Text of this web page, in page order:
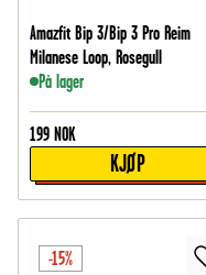
Amazfit Bip 3/Bip 3 Pro Reim
Milanese Loop, Rosegull
På lager
199 NOK
KJØP
-15%